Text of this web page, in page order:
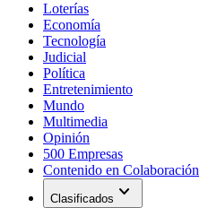
Loterías
Economía
Tecnología
Judicial
Política
Entretenimiento
Mundo
Multimedia
Opinión
500 Empresas
Contenido en Colaboración
Clasificados expand_more